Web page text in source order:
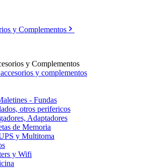
y Complementos
y Complementos
y complementos
- Fundas
otros perifericos
Adaptadores
de Memoria
y Multitoma
y Wifi